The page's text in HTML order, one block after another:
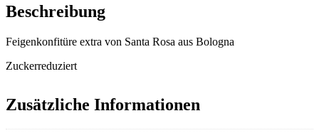
Beschreibung
Feigenkonfitüre extra von Santa Rosa aus Bologna
Zuckerreduziert
Zusätzliche Informationen